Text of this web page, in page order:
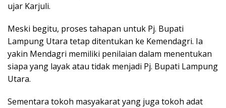
ujar Karjuli.
Meski begitu, proses tahapan untuk Pj. Bupati
Lampung Utara tetap ditentukan ke Kemendagri. Ia
yakin Mendagri memiliki penilaian dalam menentukan
siapa yang layak atau tidak menjadi Pj. Bupati Lampung
Utara.
Sementara tokoh masyakarat yang juga tokoh adat